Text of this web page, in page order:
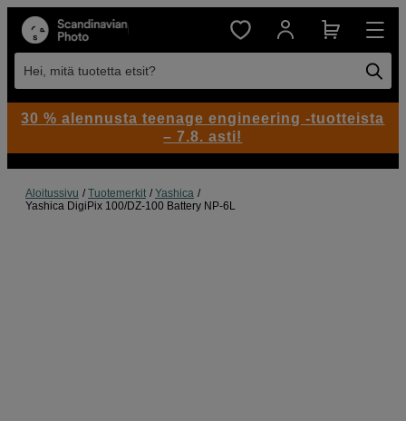
Hei, mitä tuotetta etsit?
Aloitussivu Tuotemerkit
Yashica
Yashica DigiPix 100/DZ-100 Battery NP-6L
30 % alennusta teenage engineering -tuotteista
– 7.8. asti!